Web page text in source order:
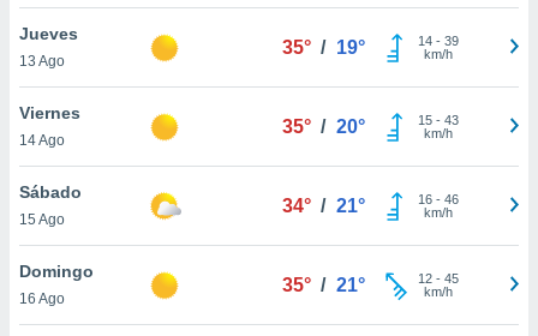
de
sitio
de que
sean
para
ni para
Jueves
13 Ago
35° / 19° 14- 39
km/h
Viernes
14 Ago
35° / 20° 15- 43
km/h
Sábado
15 Ago
34° / 21° 16- 46
km/h
Domingo
16 Ago
35° / 21° 12- 45
km/h